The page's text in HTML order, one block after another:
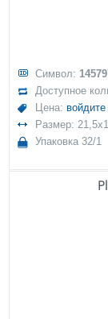
Символ:
Доступное
Цена: войдите
Размер:
Упаковка 32/1